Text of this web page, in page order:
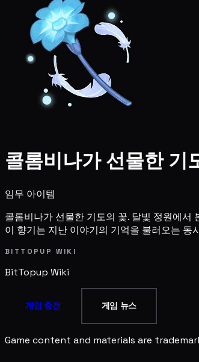
콜롬비나가 선물한 기
임무 아이템
콜롬비나가 선물한 기도의 꽃. 달빛 정원에서
이 향기는 지난 이야기의 기억을 불러오는 동
BITTOPUP WIKI
BitTopup Wiki
게임 충전 게임 뉴스
Game content and materials are